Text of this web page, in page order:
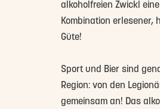
alkoholfreien Zwickl
Kombination
Güte!
Sport und Bier sind
Region: von den
gemeinsam an! Das